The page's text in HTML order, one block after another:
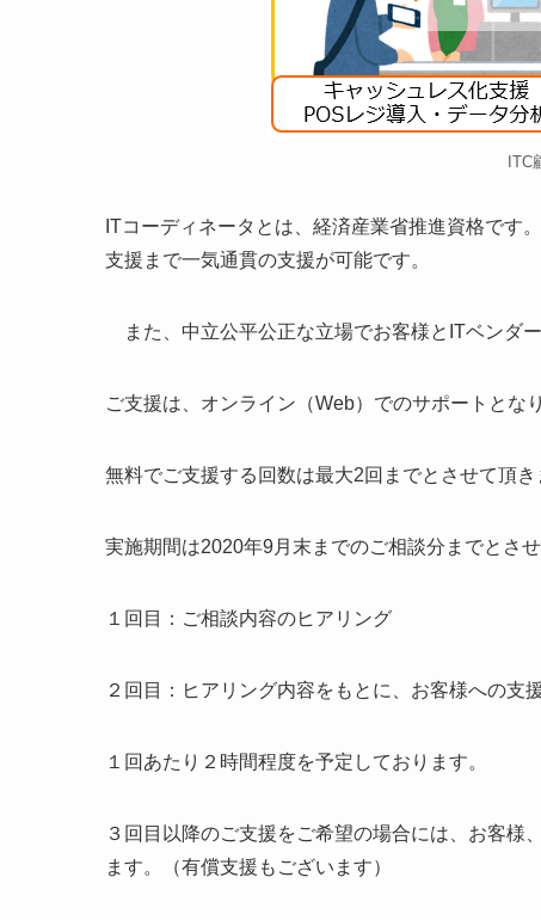
ITC
ITコーディネータとは、経済産業省推進資格です
支援まで一気通貫の支援が可能です。
また、中立公平公正な立場でお客様とITベンダ
ご支援は、オンライン（Web）でのサポートとな
無料でご支援する回数は最大2回までとさせて頂き
実施期間は2020年9月末までのご相談分までとさせ
１回目：ご相談内容のヒアリング
２回目：ヒアリング内容をもとに、お客様への支
１回あたり２時間程度を予定しております。
３回目以降のご支援をご希望の場合には、お客様
ます。（有償支援もございます）